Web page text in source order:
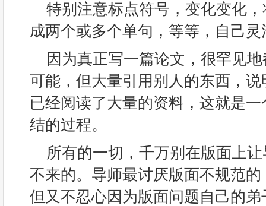
特别注意标点符号，变化变化
成两个或多个单句，等等，自己灵
因为真正写一篇论文，很罕见
可能，但大量引用别人的东西，
已经阅读了大量的资料，这就是
结的过程。
所有的一切，千万别在版面上
不来的。导师最讨厌版面不规范
但又不忍心因为版面问题自己的